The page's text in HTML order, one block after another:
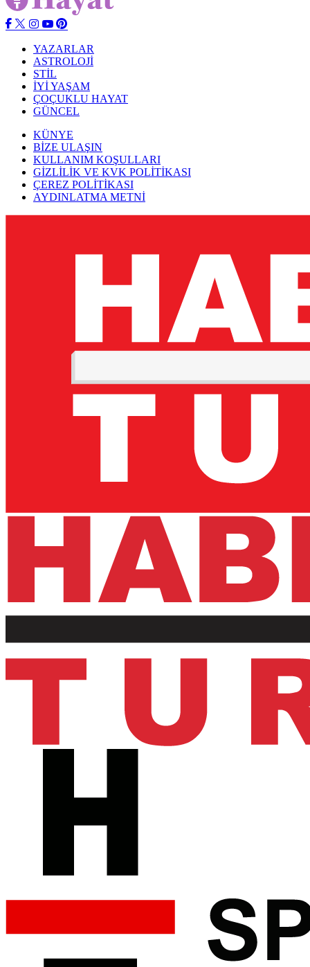
YAZARLAR
ASTROLOJİ
STİL
İYİ YAŞAM
ÇOÇUKLU HAYAT
GÜNCEL
KÜNYE
BİZE ULAŞIN
KULLANIM KOŞULLARI
GİZLİLİK VE KVK POLİTİKASI
ÇEREZ POLİTİKASI
AYDINLATMA METNİ